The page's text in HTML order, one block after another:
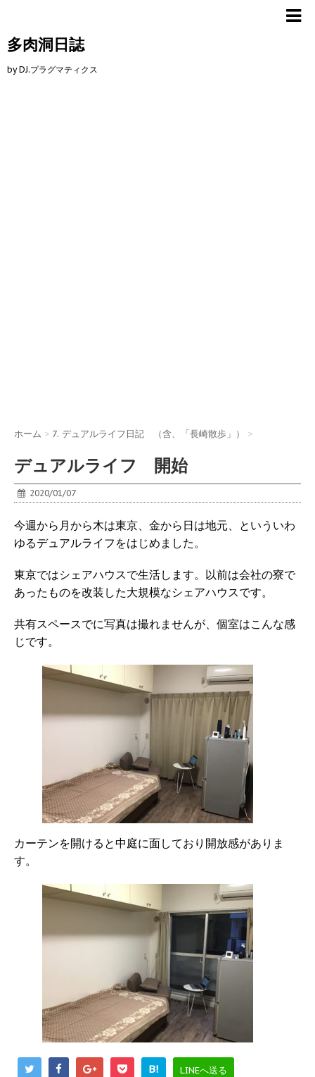
多肉洞日誌
by DJ.プラグマティクス
ホーム > 7. デュアルライフ日記 （含、「長崎散歩」） >
デュアルライフ 開始
2020/01/07
今週から月から木は東京、金から日は地元、といういわ
ゆるデュアルライフをはじめました。
東京ではシェアハウスで生活します。以前は会社の寮で
あったものを改装した大規模なシェアハウスです。
共有スペースでに写真は撮れませんが、個室はこんな感
じです。
カーテンを開けると中庭に面しており開放感がありま
す。
B! LINEへ送る